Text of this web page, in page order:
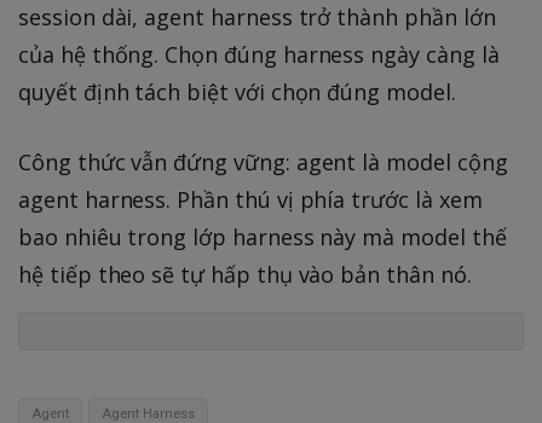
session dài, agent harness trở thành phần lớn
của hệ thống. Chọn đúng harness ngày càng là
quyết định tách biệt với chọn đúng model.
Công thức vẫn đứng vững: agent là model cộng
agent harness. Phần thú vị phía trước là xem
bao nhiêu trong lớp harness này mà model thế
hệ tiếp theo sẽ tự hấp thụ vào bản thân nó.
Agent Agent Harness